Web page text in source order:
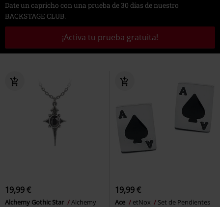
Date un capricho con una prueba de 30 días de nuestro
BACKSTAGE CLUB.
¡Activa tu prueba gratuita!
19,99 €
Alchemy Gothic Star
Alchemy
19,99 €
Ace etNox Set de Pendientes